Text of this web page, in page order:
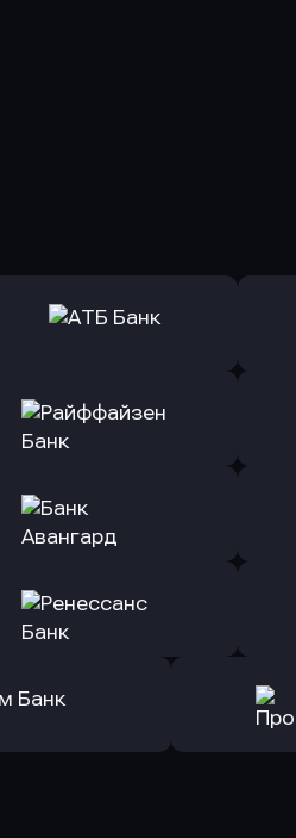
Оправить заявку
в АТБ Банк
Оправить заявку
в Райффайзен Банк
Оправить заявку
в Банк Авангард
Оправить заявку